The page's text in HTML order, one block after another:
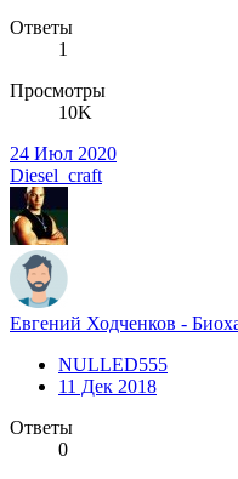
Ответы
1
Просмотры
10K
24 Июл 2020
Diesel_craft
Евгений Ходченков -
NULLED555
11 Дек 2018
Ответы
0